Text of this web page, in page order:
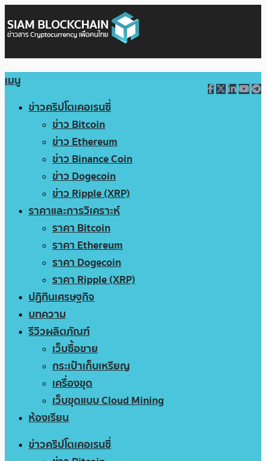
เมนู
ข่าวคริปโตเคอเรนซี่
ข่าว Bitcoin
ข่าว Ethereum
ข่าว Binance Coin
ข่าว Dogecoin
ข่าว Ripple (XRP)
ราคาและการวิเคราะห์
ราคา Bitcoin
ราคา Ethereum
ราคา Dogecoin
ราคา Ripple (XRP)
ปฏิทินเศรษฐกิจ
บทความ
รีวิวผลิตภัณฑ์
เว็บซื้อขาย
กระเป๋าเก็บเหรียญ
เครื่องขุด
เว็บขุดแบบ Cloud Mining
ห้องเรียน
ข่าวคริปโตเคอเรนซี่